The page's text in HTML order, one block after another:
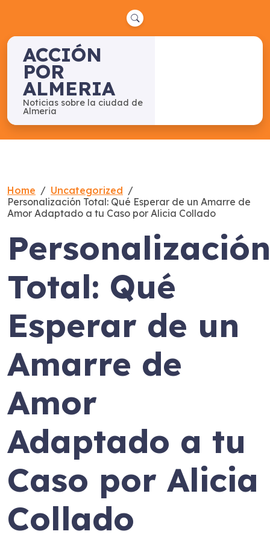
ACCIÓN
POR
ALMERIA
Noticias sobre la ciudad de
Almeria
Home
Uncategorized
Personalización Total: Qué Esperar de un Amarre de
Amor Adaptado a tu Caso por Alicia Collado
Personalización
Total: Qué
Esperar de un
Amarre de
Amor
Adaptado a tu
Caso por Alicia
Collado